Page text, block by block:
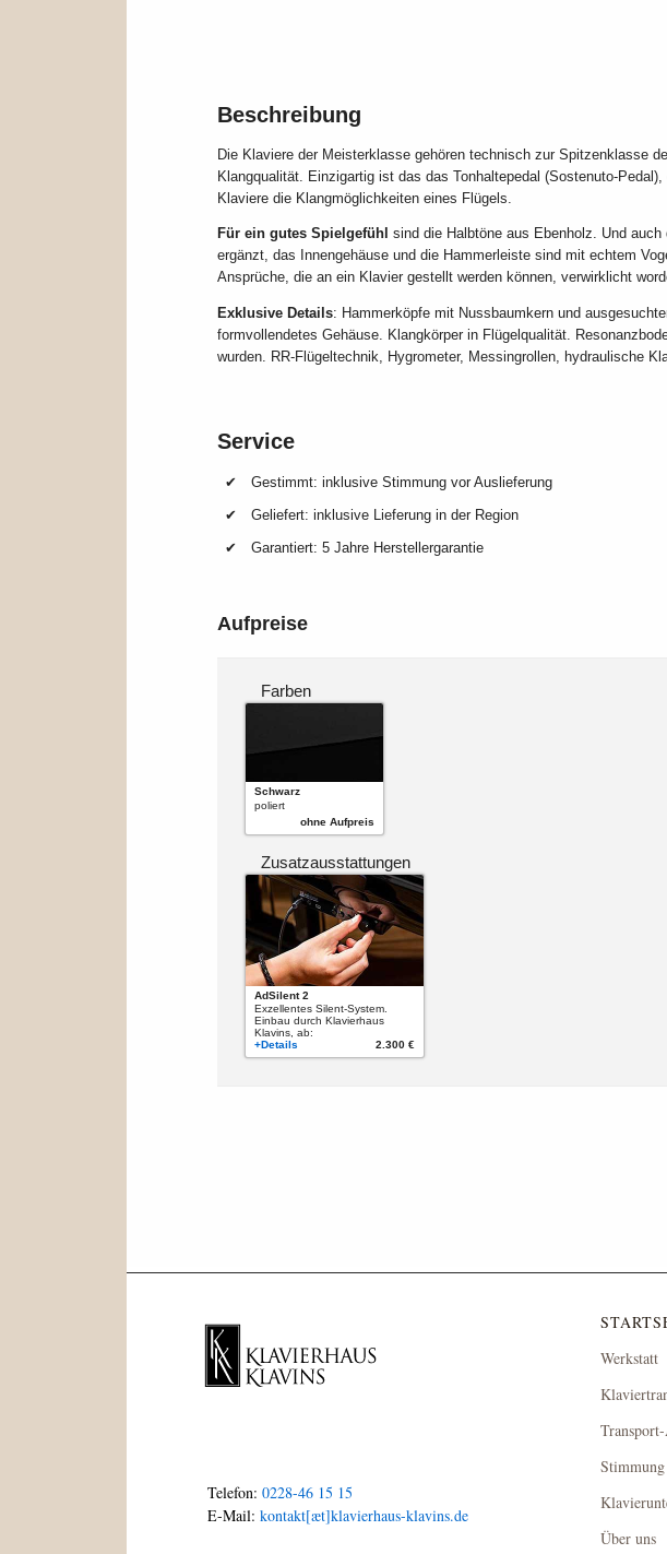
Beschreibung
Die Klaviere der Meisterklasse gehören technisch zur Spitzenklasse
Klangqualität. Einzigartig ist das das Tonhaltepedal (Sostenuto-
Klaviere die Klangmöglichkeiten eines Flügels.
Für ein gutes Spielgefühl sind die Halbtöne aus Ebenholz. Und
ergänzt, das Innengehäuse und die Hammerleiste sind mit echtem
Ansprüche, die an ein Klavier gestellt werden können, verwirklicht
Exklusive Details: Hammerköpfe mit Nussbaumkern und
formvollendetes Gehäuse. Klangkörper in Flügelqualität.
wurden. RR-Flügeltechnik, Hygrometer, Messingrollen, hydraulische
Service
Gestimmt: inklusive Stimmung vor Auslieferung
Geliefert: inklusive Lieferung in der Region
Garantiert: 5 Jahre Herstellergarantie
Aufpreise
Farben
Schwarz
poliert
ohne Aufpreis
Zusatzausstattungen
AdSilent 2
Exzellentes Silent-System.
Einbau durch Klavierhaus
Klavins, ab:
+Details
2.300 €
Telefon:0228-46 15 15
E-Mail:kontakt[æt]klavierhaus-klavins.de
Werkstatt
Stimmung
Über uns